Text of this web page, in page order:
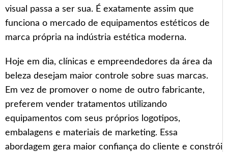
visual passa a ser sua. É exatamente assim que
funciona o mercado de equipamentos estéticos de
marca própria na indústria estética moderna.
Hoje em dia, clínicas e empreendedores da área da
beleza desejam maior controle sobre suas marcas.
Em vez de promover o nome de outro fabricante,
preferem vender tratamentos utilizando
equipamentos com seus próprios logotipos,
embalagens e materiais de marketing. Essa
abordagem gera maior confiança do cliente e constrói